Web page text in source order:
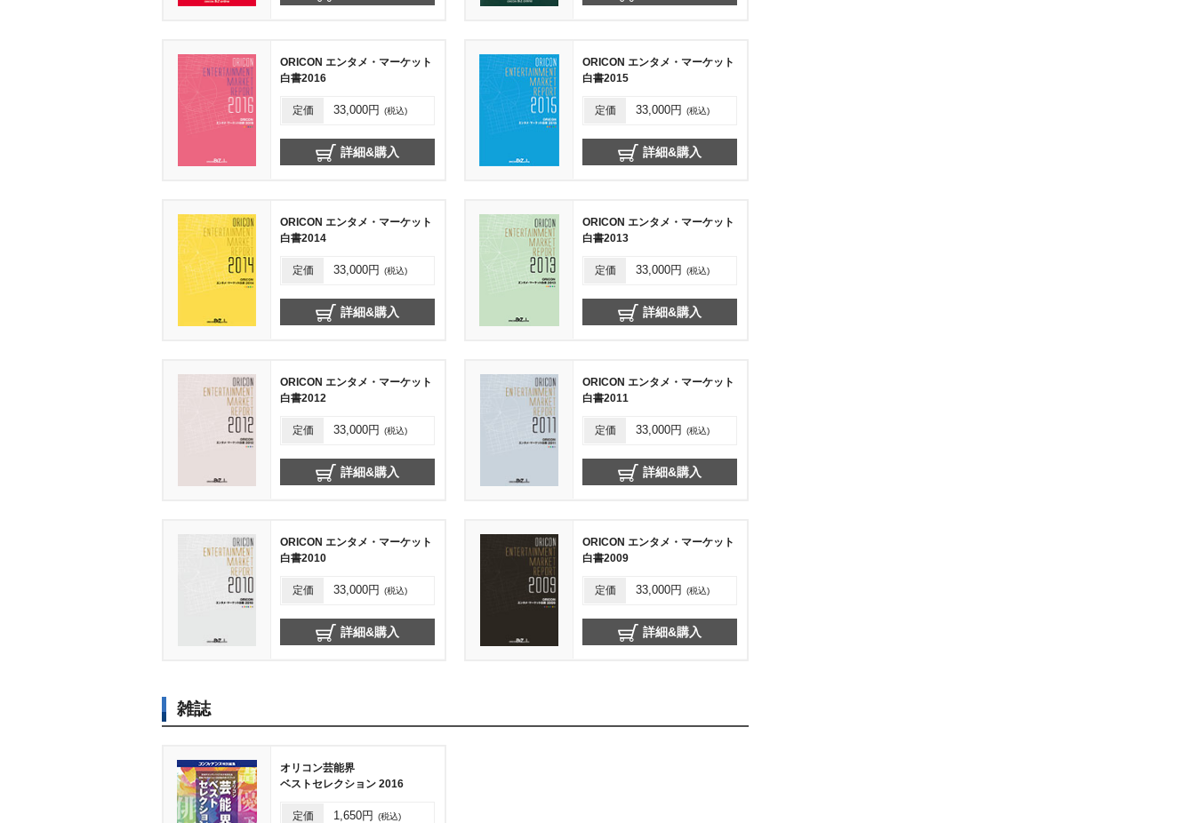
ORICON エンタメ・マーケット
白書2016
定価 33,000円 (税込)
詳細&購入
ORICON エンタメ・マーケット
白書2015
定価 33,000円 (税込)
詳細&購入
ORICON エンタメ・マーケット
白書2014
定価 33,000円 (税込)
詳細&購入
ORICON エンタメ・マーケット
白書2013
定価 33,000円 (税込)
詳細&購入
ORICON エンタメ・マーケット
白書2012
定価 33,000円 (税込)
詳細&購入
ORICON エンタメ・マーケット
白書2011
定価 33,000円 (税込)
詳細&購入
ORICON エンタメ・マーケット
白書2010
定価 33,000円 (税込)
詳細&購入
ORICON エンタメ・マーケット
白書2009
定価 33,000円 (税込)
詳細&購入
雑誌
オリコン芸能界
ベストセレクション 2016
定価 1,650円 (税込)